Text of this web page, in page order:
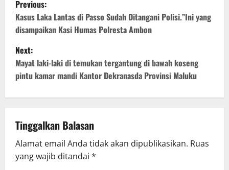
o
s
t
n
v
i
Previous:
Kasus Laka Lantas di Passo Sudah Ditangani Polisi.”Ini yang
disampaikan Kasi Humas Polresta Ambon
Next:
Mayat laki-laki di temukan tergantung di bawah koseng
pintu kamar mandi Kantor Dekranasda Provinsi Maluku
Tinggalkan Balasan
Alamat email Anda tidak akan dipublikasikan. Ruas
yang wajib ditandai *